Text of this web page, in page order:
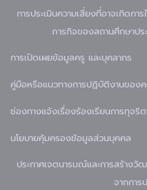
การประเมินความเสี่ยงที่อาจเกิดก
ภารกิจของสถานศึกษาป
การเปิดเผยข้อมูลครู และบุคลากร
คู่มือหรือแนวทางการปฏิบัติงานของค
ช่องทางแจ้งเรื่องร้องเรียนการทุจริ
นโยบายคุ้มครองข้อมูลส่วนบุคคล
ประกาศเจตนารมณ์และการสร้าง
จากกา